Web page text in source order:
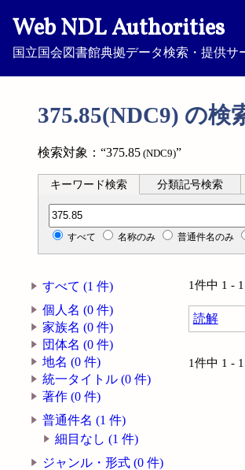
Web NDL Authorities
国立国会図書館典拠データ検索・提供サ
375.85(NDC9) の検
検索対象：“375.85 (NDC9)”
キーワード検索 分類記号検索
分類記号検索
すべて 名称のみ 普通件名のみ
すべて (1 件)
個人名 (0 件)
家族名 (0 件)
団体名 (0 件)
地名 (0 件)
統一タイトル (0 件)
著作 (0 件)
普通件名 (1 件)
細目なし (1 件)
ジャンル・形式 (0 件)
1件中 1 -
読解
1件中 1 -